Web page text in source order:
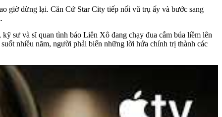
giờ dừng lại. Căn Cứ Star City tiếp nối vũ trụ ấy và bước sang
sư và sĩ quan tình báo Liên Xô đang chạy đua cắm búa liềm lên
nhiều năm, người phải biến những lời hứa chính trị thành các